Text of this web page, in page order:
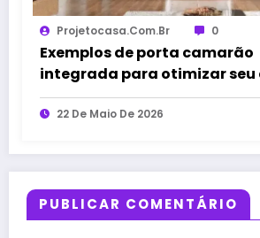
Projetocasa.com.br 0
Exemplos de porta camarão
integrada para otimizar seu
22 De Maio De 2026
PUBLICAR COMENTÁRIO